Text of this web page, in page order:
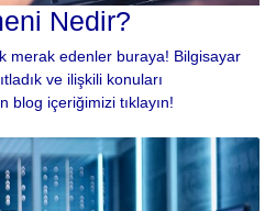
Nedir?
merak edenler buraya! Bilgisayar
ve ilişkili konuları
blog içeriğimizi tıklayın!